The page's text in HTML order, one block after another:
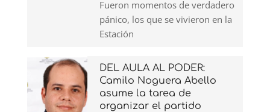
Fueron momentos de verdadero
pánico, los que se vivieron en la
Estación
DEL AULA AL PODER:
Camilo Noguera Abello
asume la tarea de
organizar el partido